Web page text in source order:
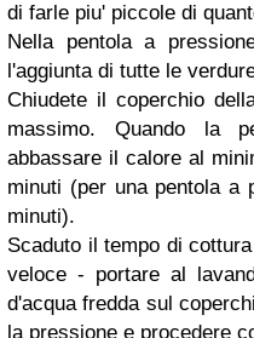
di farle piu' piccole di
Nella pentola a
l'aggiunta di tutte le
Chiudete il coperchio
massimo. Quando la
abbassare il calore al
minuti (per una pentola a
minuti).
Scaduto il tempo di
veloce - portare al
d'acqua fredda sul
la pressione e procedere